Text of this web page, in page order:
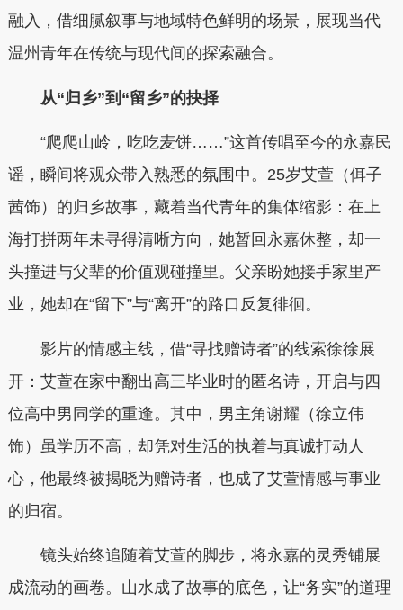
融入，借细腻叙事与地域特色鲜明的场景，展现当代
温州青年在传统与现代间的探索融合。
从“归乡”到“留乡”的抉择
“爬爬山岭，吃吃麦饼……”这首传唱至今的永嘉民
谣，瞬间将观众带入熟悉的氛围中。25岁艾萱（佴子
茜饰）的归乡故事，藏着当代青年的集体缩影：在上
海打拼两年未寻得清晰方向，她暂回永嘉休整，却一
头撞进与父辈的价值观碰撞里。父亲盼她接手家里产
业，她却在“留下”与“离开”的路口反复徘徊。
影片的情感主线，借“寻找赠诗者”的线索徐徐展
开：艾萱在家中翻出高三毕业时的匿名诗，开启与四
位高中男同学的重逢。其中，男主角谢耀（徐立伟
饰）虽学历不高，却凭对生活的执着与真诚打动人
心，他最终被揭晓为赠诗者，也成了艾萱情感与事业
的归宿。
镜头始终追随着艾萱的脚步，将永嘉的灵秀铺展
成流动的画卷。山水成了故事的底色，让“务实”的道理